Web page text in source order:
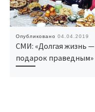
Опубликовано 04.04.2019
СМИ: «Долгая жизнь —
подарок праведным»